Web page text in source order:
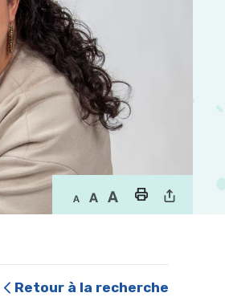
Retour à la recherche